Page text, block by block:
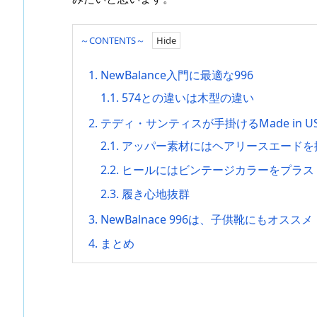
～CONTENTS～
1. NewBalance入門に最適な996
1.1. 574との違いは木型の違い
2. テディ・サンティスが手掛けるMade in
2.1. アッパー素材にはヘアリースエードを
2.2. ヒールにはビンテージカラーをプラス
2.3. 履き心地抜群
3. NewBalnace 996は、子供靴にもオススメ
4. まとめ